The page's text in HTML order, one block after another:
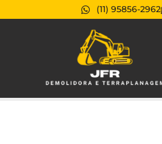
(11) 95856-2962